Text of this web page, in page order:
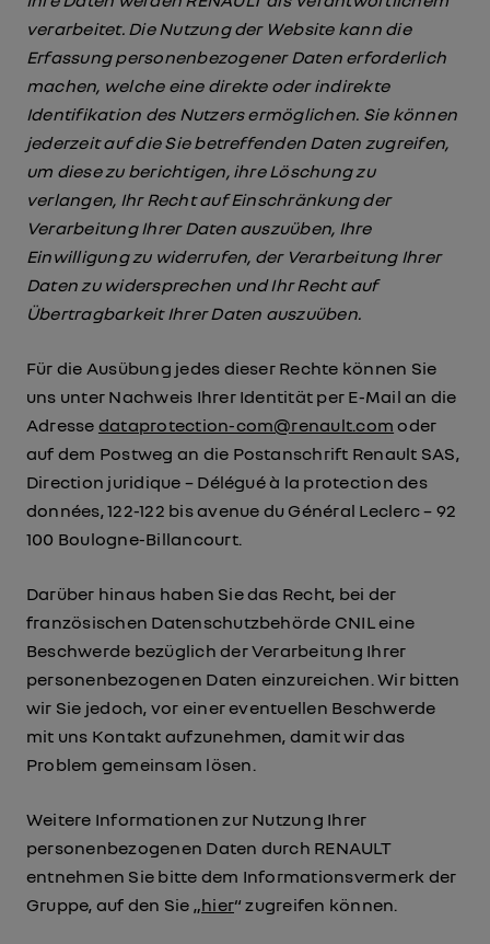
verarbeitet. Die Nutzung der Website kann die
Erfassung personenbezogener Daten erforderlich
machen, welche eine direkte oder indirekte
Identifikation des Nutzers ermöglichen. Sie können
jederzeit auf die Sie betreffenden Daten zugreifen,
um diese zu berichtigen, ihre Löschung zu
verlangen, Ihr Recht auf Einschränkung der
Verarbeitung Ihrer Daten auszuüben, Ihre
Einwilligung zu widerrufen, der Verarbeitung Ihrer
Daten zu widersprechen und Ihr Recht auf
Übertragbarkeit Ihrer Daten auszuüben.
Für die Ausübung jedes dieser Rechte können Sie
uns unter Nachweis Ihrer Identität per E-Mail an die
Adresse dataprotection-com@renault.com oder
auf dem Postweg an die Postanschrift Renault SAS,
Direction juridique – Délégué à la protection des
données, 122-122 bis avenue du Général Leclerc – 92
100 Boulogne-Billancourt.
Darüber hinaus haben Sie das Recht, bei der
französischen Datenschutzbehörde CNIL eine
Beschwerde bezüglich der Verarbeitung Ihrer
personenbezogenen Daten einzureichen. Wir bitten
wir Sie jedoch, vor einer eventuellen Beschwerde
mit uns Kontakt aufzunehmen, damit wir das
Problem gemeinsam lösen.
Weitere Informationen zur Nutzung Ihrer
personenbezogenen Daten durch RENAULT
entnehmen Sie bitte dem Informationsvermerk der
Gruppe, auf den Sie „hier“ zugreifen können.